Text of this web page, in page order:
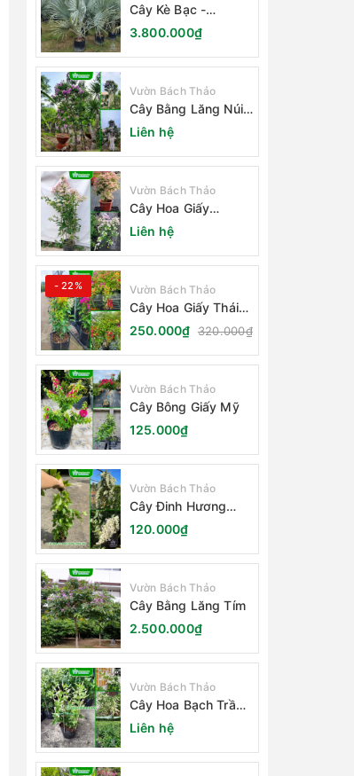
Cây Kè Bạc -
Smarckia Nobilis
3.800.000₫
Vườn Bách Thảo
Cây Bằng Lăng Núi
(Cây Săng Lẻ)
Liên hệ
Vườn Bách Thảo
Cây Hoa Giấy
Sakura Nhật Bản
Liên hệ
- 22% Vườn Bách Thảo
Cây Hoa Giấy Thái
Lan
250.000₫ 320.000₫
Vườn Bách Thảo
Cây Bông Giấy Mỹ
125.000₫
Vườn Bách Thảo
Cây Đinh Hương
Nhật Bản
120.000₫
Vườn Bách Thảo
Cây Bằng Lăng Tím
2.500.000₫
Vườn Bách Thảo
Cây Hoa Bạch Trầm
Hương
Liên hệ